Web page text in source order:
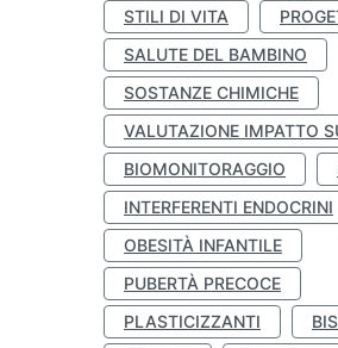
STILI DI VITA
SALUTE DEL BAMBINO
SOSTANZE CHIMICHE
VALUTAZIONE IMPATTO
BIOMONITORAGGIO
INTERFERENTI ENDOCRINI
OBESITÀ INFANTILE
PUBERTÀ PRECOCE
PLASTICIZZANTI